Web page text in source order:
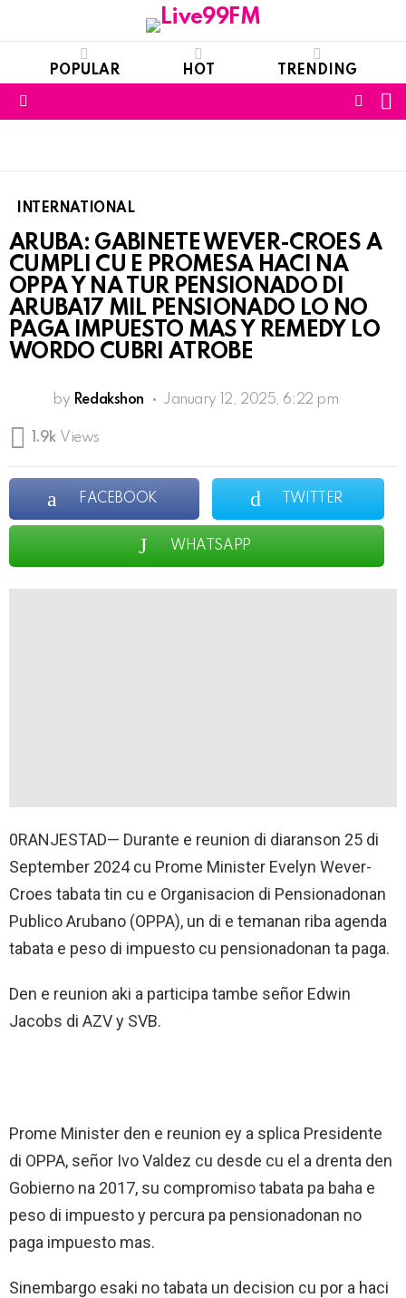
POPULAR HOT TRENDING
INTERNATIONAL
ARUBA: GABINETE WEVER-CROES A
CUMPLI CU E PROMESA HACI NA
OPPA Y NA TUR PENSIONADO DI
ARUBA17 MIL PENSIONADO LO NO
PAGA IMPUESTO MAS Y REMEDY LO
WORDO CUBRI ATROBE
by Redakshon January 12, 2025, 6:22 pm
1.9k Views
FACEBOOK TWITTER
WHATSAPP
0RANJESTAD— Durante e reunion di diaranson 25 di
September 2024 cu Prome Minister Evelyn Wever-
Croes tabata tin cu e Organisacion di Pensionadonan
Publico Arubano (OPPA), un di e temanan riba agenda
tabata e peso di impuesto cu pensionadonan ta paga.
Den e reunion aki a participa tambe señor Edwin
Jacobs di AZV y SVB.
Prome Minister den e reunion ey a splica Presidente
di OPPA, señor Ivo Valdez cu desde cu el a drenta den
Gobierno na 2017, su compromiso tabata pa baha e
peso di impuesto y percura pa pensionadonan no
paga impuesto mas.
Sinembargo esaki no tabata un decision cu por a haci